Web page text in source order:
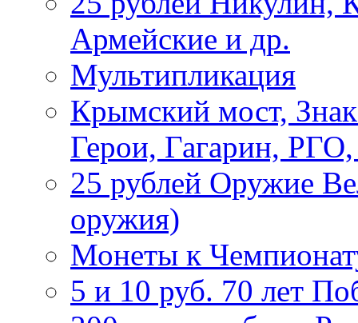
Армейские и др.
Мультипликация
Крымский мост,
Герои, Гагарин,
25 рублей Оружие
оружия)
Монеты к
5 и 10 руб. 70 лет